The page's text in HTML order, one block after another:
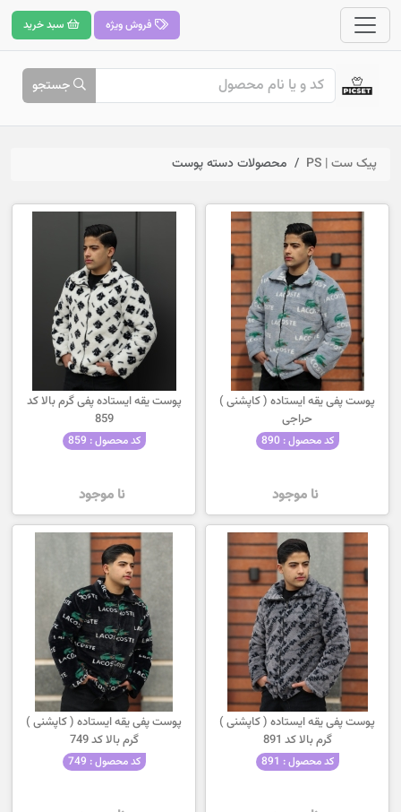
فروش ویژه سبد خرید
جستجو
پیک ست | PS محصولات دسته پوست
پوست پفی یقه ایستاده ( کاپشنی )
حراجی
کد محصول : 890
نا موجود
پوست یقه ایستاده پفی گرم بالا کد
859
کد محصول : 859
نا موجود
پوست پفی یقه ایستاده ( کاپشنی )
گرم بالا کد 891
کد محصول : 891
پوست پفی یقه ایستاده ( کاپشنی )
گرم بالا کد 749
کد محصول : 749